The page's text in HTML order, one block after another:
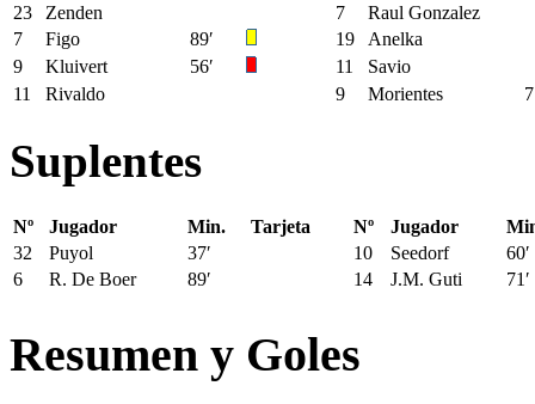
23
Zenden 7
Raul Gonzalez
7
Figo 89′ 19
Anelka
9
Kluivert 56′ 11
Savio
11
Rivaldo 9 Morientes
Suplentes
Nº Jugador Min. Tarjeta Nº Jugador
32
Puyol 37′ 10 Seedorf
60′
6
R. De Boer 89′ 14 J.M. Guti 71′
Resumen y Goles